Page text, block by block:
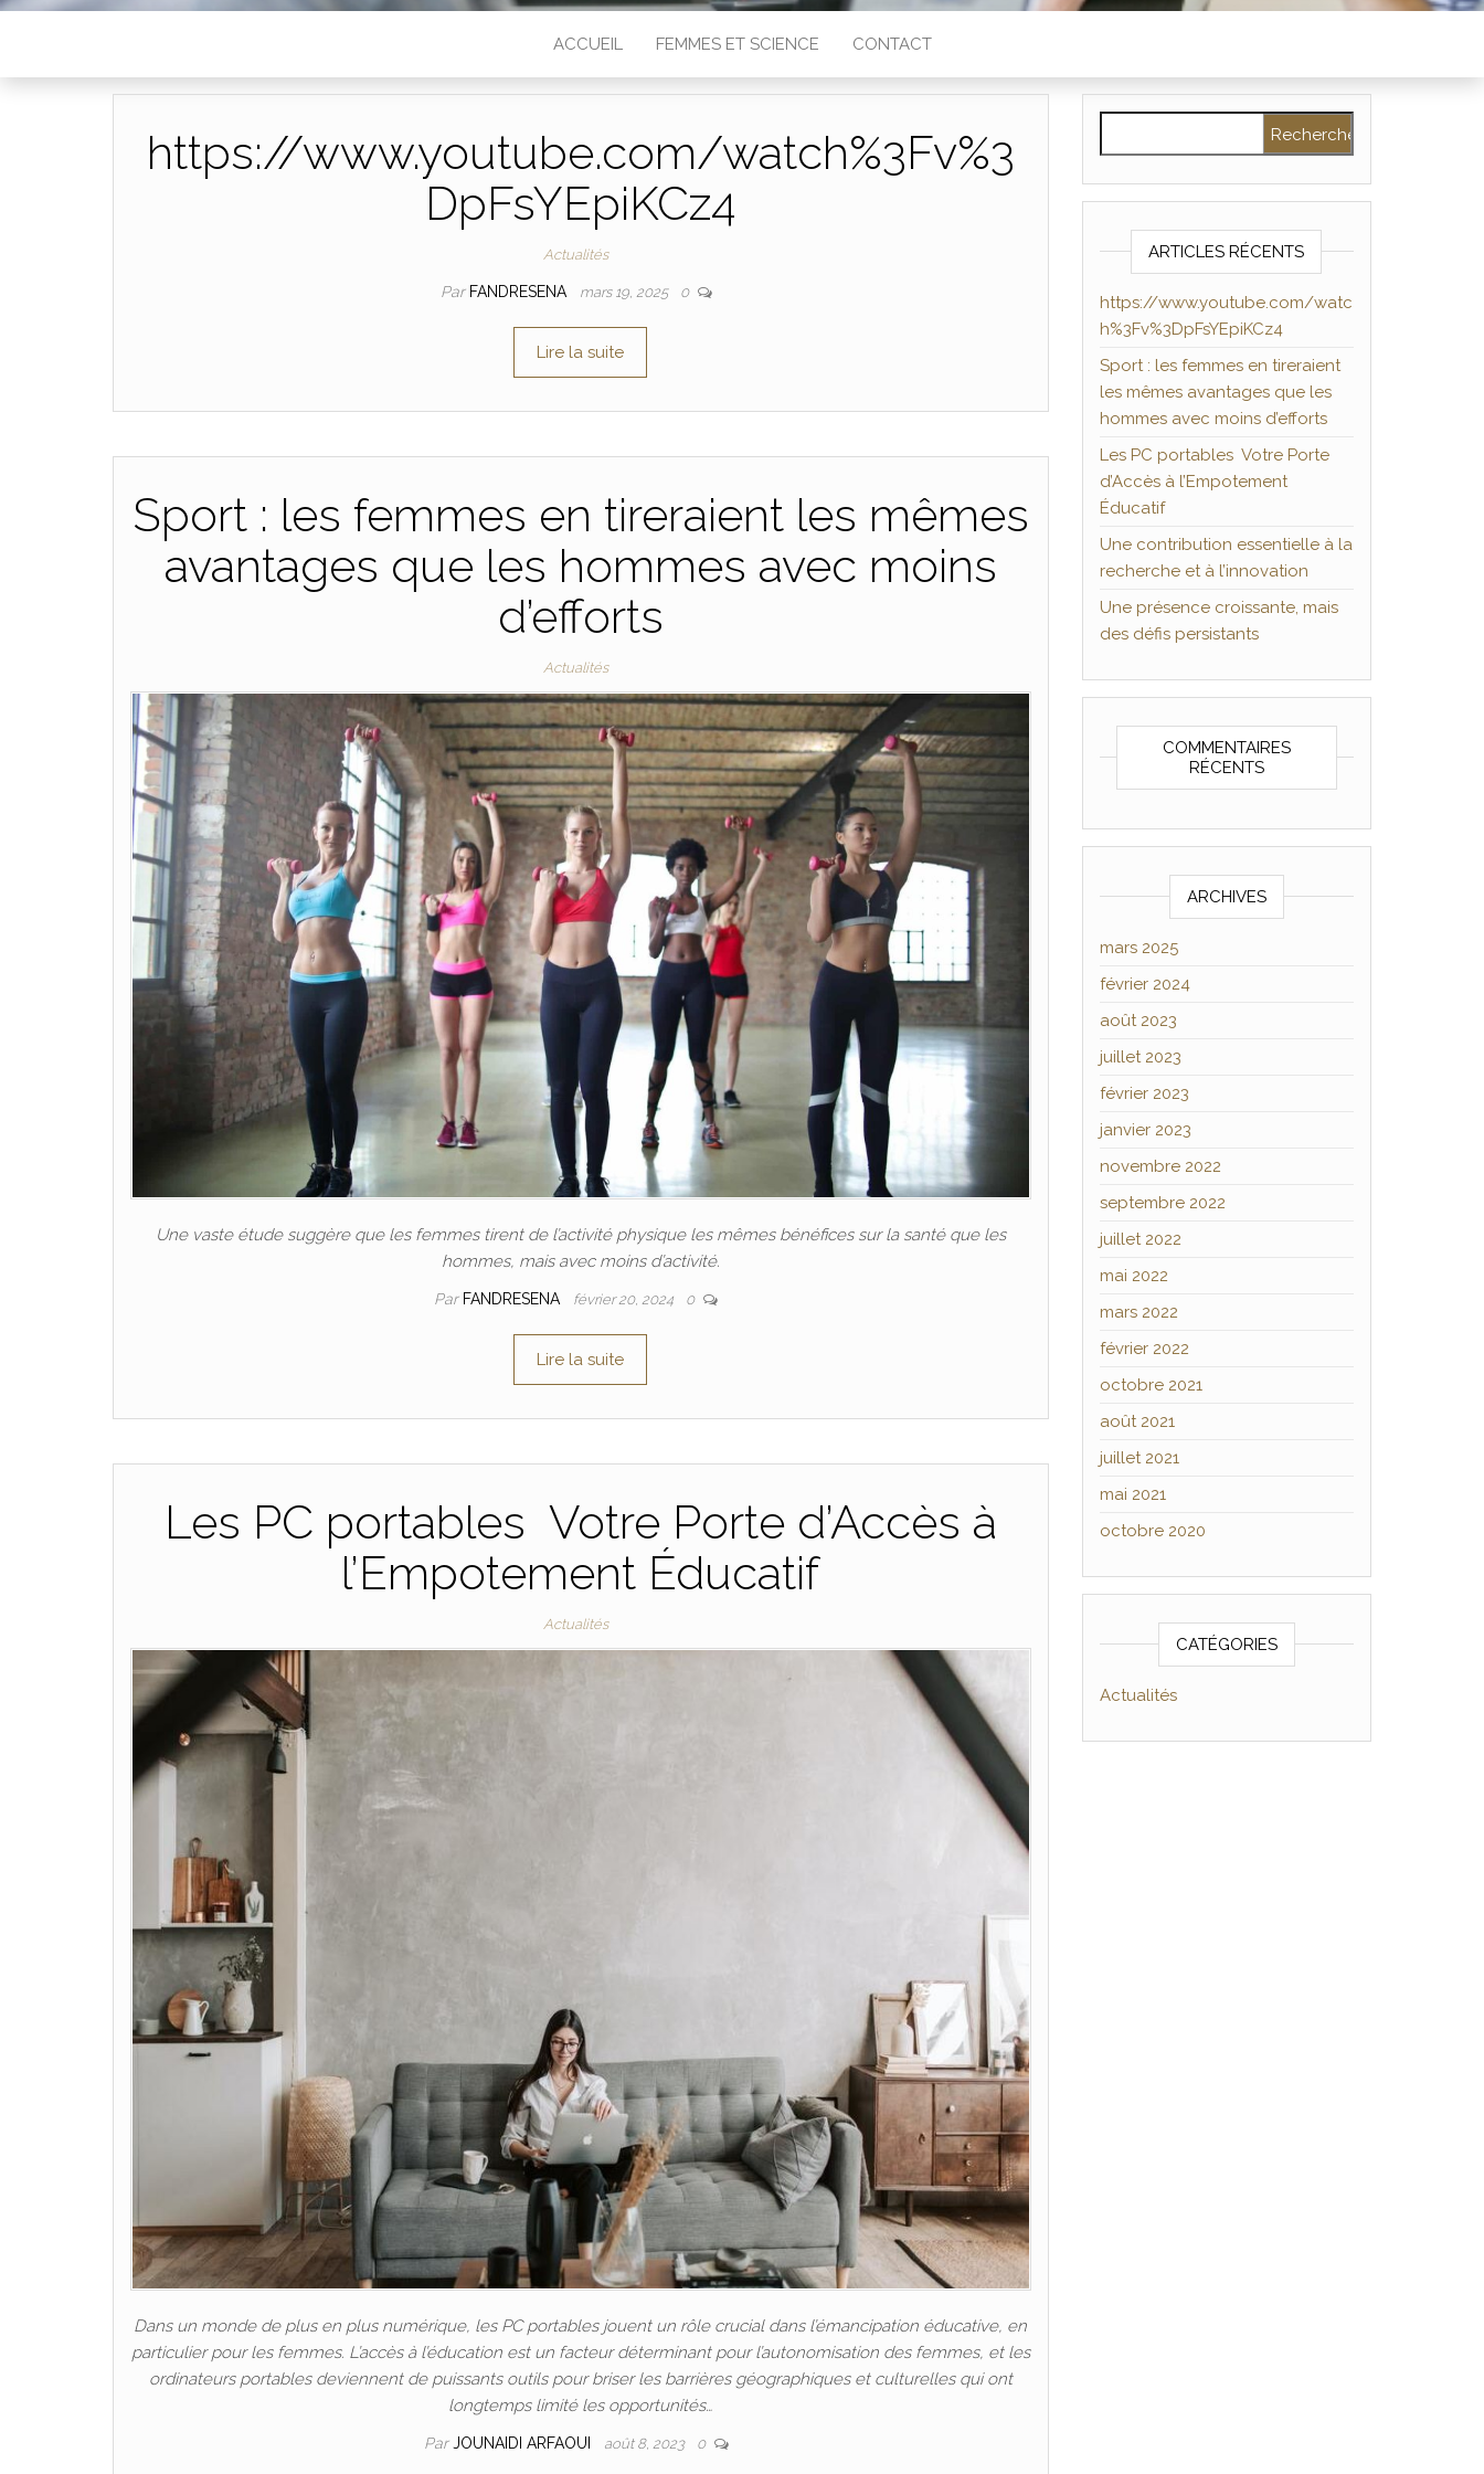
ACCUEIL FEMMES ET SCIENCE CONTACT
https://www.youtube.com/watch%3Fv%3
DpFsYEpiKCz4
Actualités
Par FANDRESENA mars 19, 2025 0
Lire la suite
Sport : les femmes en tireraient les mêmes
avantages que les hommes avec moins
d’efforts
Actualités
Une vaste étude suggère que les femmes tirent de l’activité physique les mêmes bénéfices sur la santé que les
hommes, mais avec moins d’activité.
Par FANDRESENA février 20, 2024 0
Lire la suite
Les PC portables Votre Porte d’Accès à
l’Empotement Éducatif
Actualités
Dans un monde de plus en plus numérique, les PC portables jouent un rôle crucial dans l’émancipation éducative, en
particulier pour les femmes. L’accès à l’éducation est un facteur déterminant pour l’autonomisation des femmes, et les
ordinateurs portables deviennent de puissants outils pour briser les barrières géographiques et culturelles qui ont
longtemps limité les opportunités…
ParJOUNAIDI ARFAOUI août 8, 2023 0
ARTICLES RÉCENTS
https://www.youtube.com/watc
h%3Fv%3DpFsYEpiKCz4
Sport : les femmes en tireraient
les mêmes avantages que les
hommes avec moins d’efforts
Les PC portables Votre Porte
d’Accès à l’Empotement
Éducatif
Une contribution essentielle à la
recherche et à l’innovation
Une présence croissante, mais
des défis persistants
COMMENTAIRES
RÉCENTS
ARCHIVES
mars 2025
février 2024
août 2023
juillet 2023
février 2023
janvier 2023
novembre 2022
septembre 2022
juillet 2022
mai 2022
mars 2022
février 2022
octobre 2021
août 2021
juillet 2021
mai 2021
octobre 2020
CATÉGORIES
Actualités